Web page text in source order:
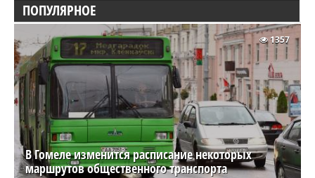
ПОПУЛЯРНОЕ
В Гомеле изменится расписание некоторых
маршрутов общественного транспорта
1357